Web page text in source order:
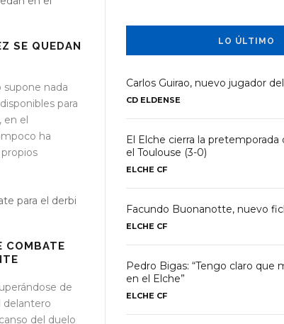
SE QUEDAN
supone nada
para
el
ha
COMBATE
de
delantero
del duelo
LO ÚLTIMO
Carlos Guirao, nuevo jugador
CD ELDENSE
El Elche cierra la
el Toulouse (3-0)
ELCHE CF
Facundo Buonanotte, nuevo
ELCHE CF
Pedro Bigas: “Tengo claro que
en el Elche”
ELCHE CF